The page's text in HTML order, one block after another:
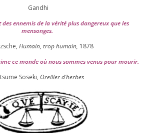
Gandhi
enne­mis de la véri­té plus dan­ge­reux que les
mensonges.
Humain, trop humain, 1878
ce monde où nous sommes venus pour mourir.
Soseki, Oreiller d’herbes